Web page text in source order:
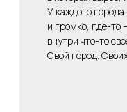
У каждого
и громко, где-то
внутри что-то
Свой город.